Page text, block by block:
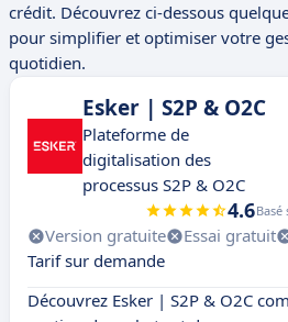
crédit. Découvrez ci-dessous
pour simplifier et optimiser votre
quotidien.
Esker | S2P & O2C
Plateforme de
digitalisation des
processus S2P & O2C
4.6Basé
Version gratuite Essai gratuit
Tarif sur demande
Découvrez Esker | S2P & O2C